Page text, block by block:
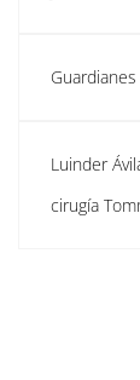
Luinder
cirugía